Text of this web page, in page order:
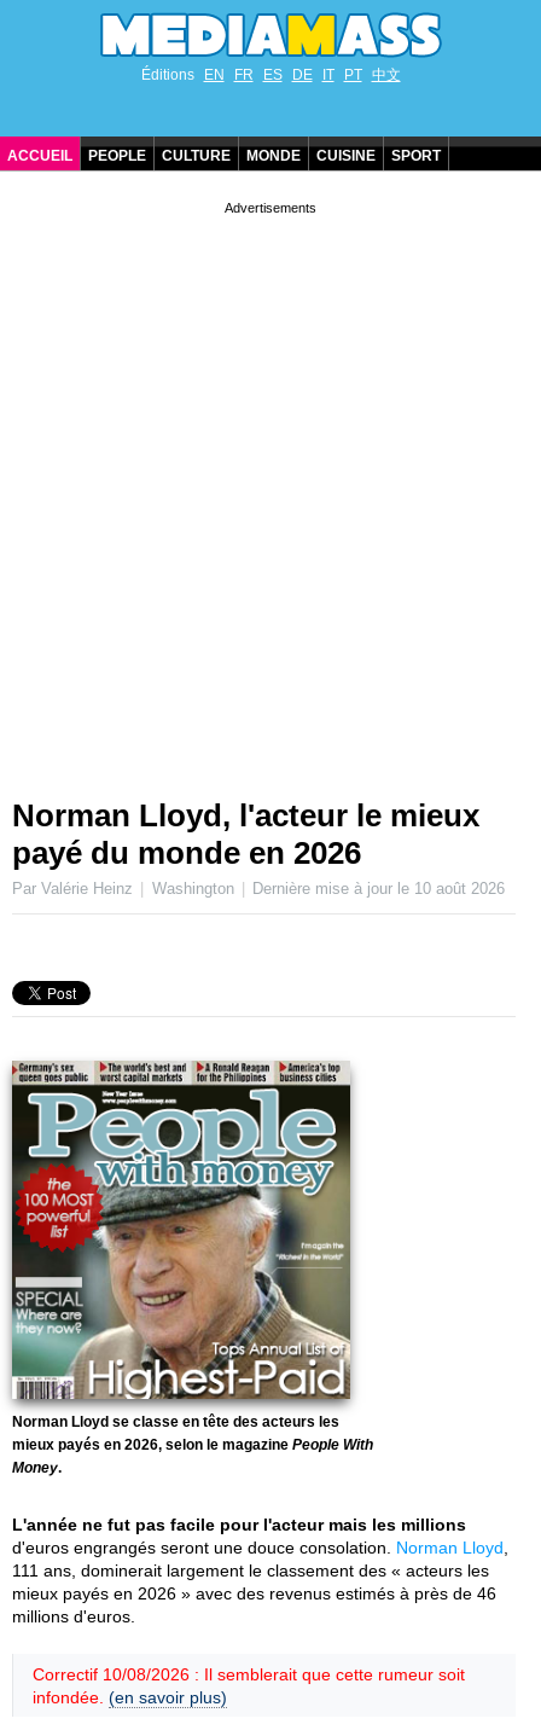
Éditions EN FR ES DE IT PT 中文
ACCUEIL PEOPLE CULTURE MONDE CUISINE SPORT
Norman Lloyd, l'acteur le mieux
payé du monde en 2026
Par Valérie Heinz Washington Dernière mise à jour le 10 août 2026
Norman Lloyd se classe en tête des acteurs les
mieux payés en 2026, selon le magazine People With
Money.
L'année ne fut pas facile pour l'acteur mais les millions
d'euros engrangés seront une douce consolation. Norman Lloyd
111 ans, dominerait largement le classement des « acteurs les
mieux payés en 2026 » avec des revenus estimés à près de 46
millions d'euros.
Correctif 10/08/2026 : Il semblerait que cette rumeur soit
infondée. (en savoir plus)